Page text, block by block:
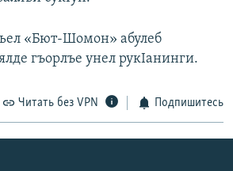
«Бют-Шомон» абулеб
гъорлъе унел рукIанинги.
Читать без VPN Подпишитесь